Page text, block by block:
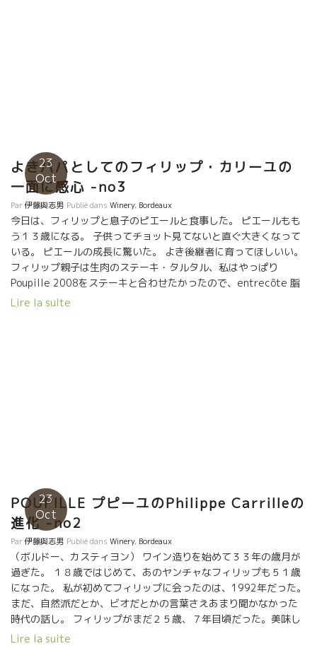
23
Oct
よきパパとしてのフィリップ・カリーユの
一面に感心 -no3
Par伊藤與志男 Publié dans Winery, Bordeaux
今日は、フィリップと息子のピエールと食事した。 ピエールもも
う１３歳になる。 子供ってチョット見てないと直ぐ大きくなって
いる。 ピエールの成長に驚いた。 よき後継者に育ってほしいい。
フィリップ親子は生肉のステーキ・タルタル、私はやっぱり
Poupille 2008をステーキと合わせたかったので、entrecôte 脂
ののったリブステーキを注文。 Poupille 2008は抜栓してから少
Lire la suite
23
Oct
POUPILLE プピーユのPhilippe Carrilleの
進化 -no2
Par伊藤與志男 Publié dans Winery, Bordeaux
（ボルドー、カスティヨン） ワイン造りを始めて３３年の歳月が
過ぎた。 １８歳ではじめて、あのヤンチャなフィリップも５１歳
になった。 私が初めてフィリップに会ったのは、1992年だった。
まだ、自然派だとか、ビオだとかの言葉さえあまり聞かなかった
時代の話し。 フィリップがまだ２５歳、７年目頃だった。美味し
いワインを造る為に、全身全霊をかけてガムシャラに 動き周って
Lire la suite